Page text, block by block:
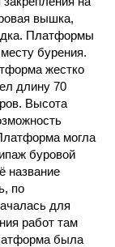
вышка,
Платформы
бурения.
жестко
длину 70
Высота
могла
буровой
название
по
для
работ там
была